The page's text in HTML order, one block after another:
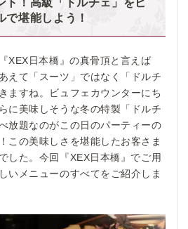
で堪能しよう！
XEX日本橋』の真骨頂と言えば
えて「スーツ」ではなく「ドルチ
ますね。ビュフェカウンターにち
に美味しそうな冬の特製「ドルチ
放題なのがこの日のパーティーの
この美味しさを堪能したお客さま
した。今回『XEX日本橋』でご用
いメニューのすべてをご紹介しま